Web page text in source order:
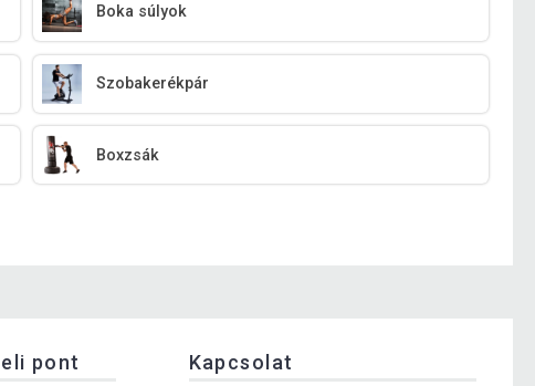
Boka súlyok
Szobakerékpár
Boxzsák
pont Kapcsolat